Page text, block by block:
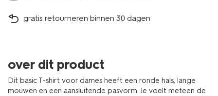
gratis retourneren binnen 30 dagen
over dit product
Dit basic T-shirt voor dames heeft een ronde hals, lange
mouwen en een aansluitende pasvorm. Je voelt meteen de